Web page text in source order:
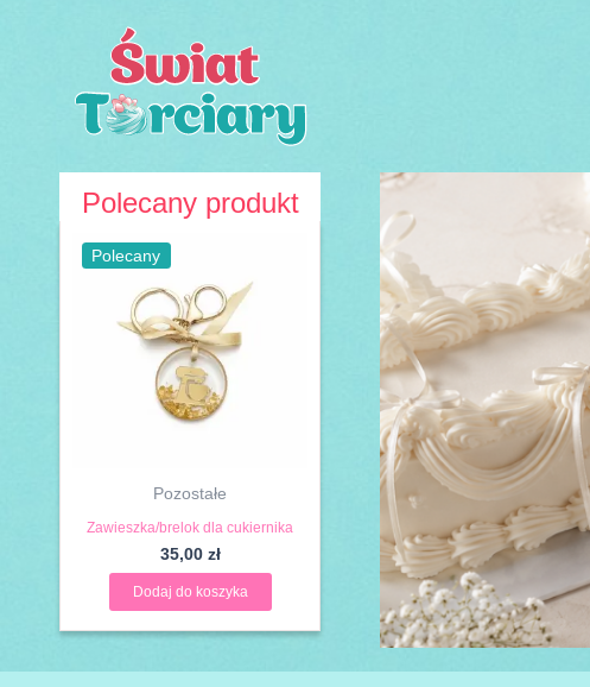
Polecany produkt
Polecany
Pozostałe
Zawieszka/brelok dla cukiernika
35,00 zł
Dodaj do koszyka